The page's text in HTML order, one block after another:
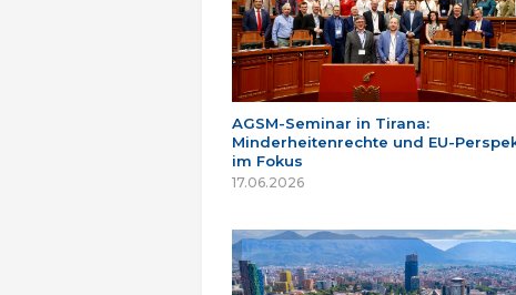
AGSM-Seminar in Tirana:
Minderheitenrechte und EU-
im Fokus
17.06.2026